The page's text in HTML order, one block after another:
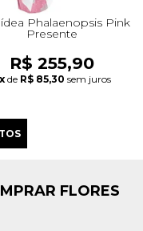
Phalaenopsis Pink
Presente
R$ 255,90
de R$ 85,30 sem juros
FLORES